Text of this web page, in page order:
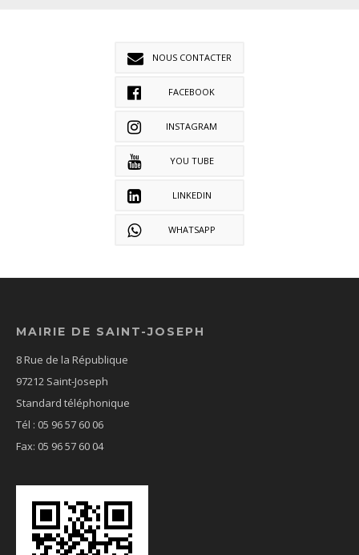
NOUS CONTACTER
FACEBOOK
INSTAGRAM
YOU TUBE
LINKEDIN
WHATSAPP
MAIRIE DE SAINT-JOSEPH
8 Rue de la République
97212 Saint-Joseph
Standard téléphonique
Tél : 05 96 57 60 06
Fax: 05 96 57 60 04